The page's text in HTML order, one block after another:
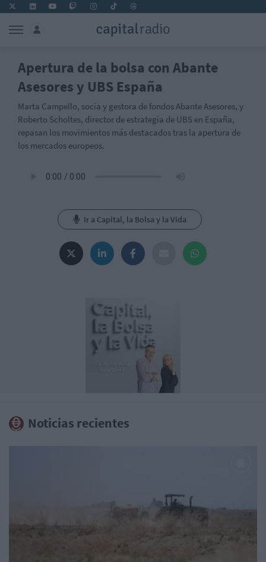
Apertura de la bolsa con Abante
Asesores y UBS España
Marta Campello, socia y gestora de fondos Abante Asesores, y
Roberto Scholtes, director de estrategia de UBS en España,
repasan los movimientos más destacados tras la apertura de
los mercados europeos.
Ir a Capital, la Bolsa y la Vida
Noticias recientes